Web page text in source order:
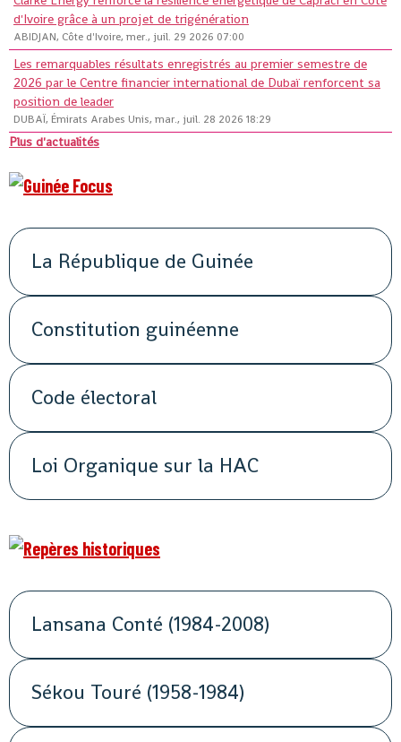
d'Ivoire grâce à un projet de trigénération
ABIDJAN, Côte d'Ivoire, mer., juil. 29 2026 07:00
Les remarquables résultats enregistrés au premier semestre de
2026 par le Centre financier international de Dubaï renforcent sa
position de leader
DUBAÏ, Émirats Arabes Unis, mar., juil. 28 2026 18:29
Plus d'actualités
La République de Guinée
Constitution guinéenne
Code électoral
Loi Organique sur la HAC
Lansana Conté (1984-2008)
Sékou Touré (1958-1984)